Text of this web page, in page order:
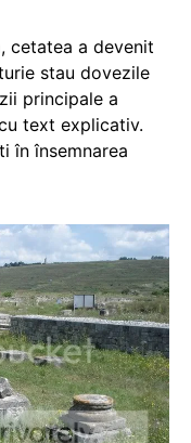
cetatea a devenit
stau dovezile
principale a
text explicativ.
în însemnarea